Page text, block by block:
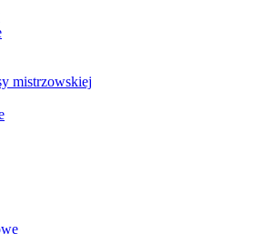
mistrzowskiej